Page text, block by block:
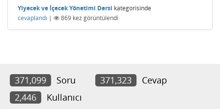
Yiyecek ve İçecek Yönetimi Dersi kategorisinde
cevaplandı | 869 kez görüntülendi
371,099 Soru 371,323
Cevap
2,446
Kullanıcı